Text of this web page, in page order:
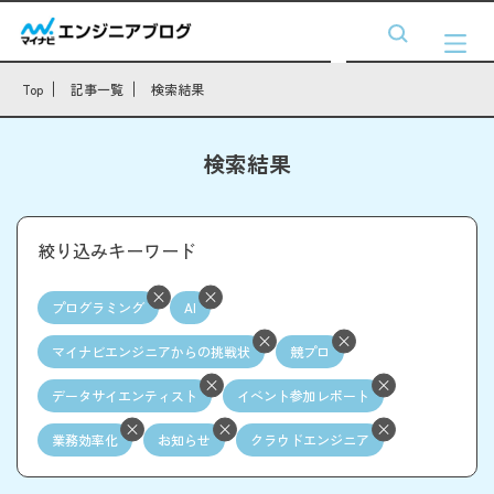
Top 記事一覧 検索結果
検索結果
絞り込みキーワード
プログラミング AI
マイナビエンジニアからの挑戦状 競プロ
データサイエンティスト イベント参加レポート
業務効率化 お知らせ クラウドエンジニア